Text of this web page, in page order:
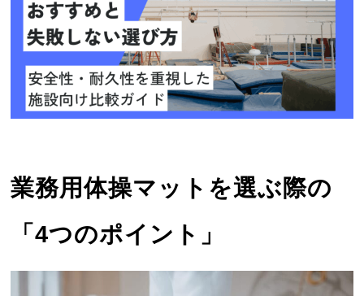
業務用体操マットを選ぶ際の
「4つのポイント」